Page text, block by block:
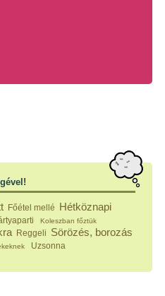
Főétel mellé Hétköznapi
Koleszban főztük
Reggeli Sörözés, borozás
Uzsonna